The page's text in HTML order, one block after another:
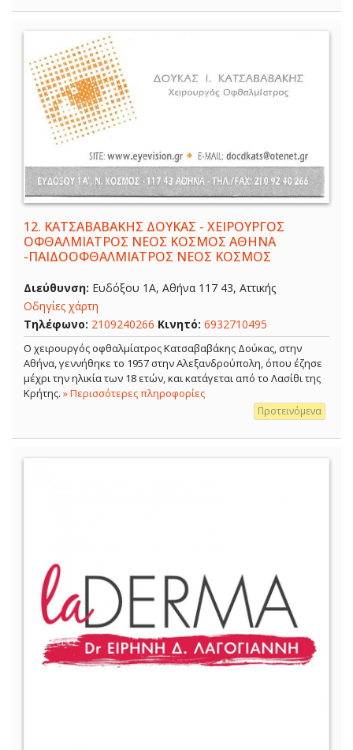
12. ΚΑΤΣΑΒΑΒΑΚΗΣ ΔΟΥΚΑΣ - ΧΕΙΡΟΥΡΓΟΣ
ΟΦΘΑΛΜΙΑΤΡΟΣ ΝΕΟΣ ΚΟΣΜΟΣ ΑΘΗΝΑ
-ΠΑΙΔΟΟΦΘΑΛΜΙΑΤΡΟΣ ΝΕΟΣ ΚΟΣΜΟΣ
Διεύθυνση: Ευδόξου 1Α, Αθήνα 117 43, Αττικής
Οδηγίες χάρτη
Τηλέφωνο: 2109240266 Κινητό: 6932710495
Ο χειρουργός οφθαλμίατρος Κατσαβαβάκης Δούκας, στην
Αθήνα, γεννήθηκε το 1957 στην Αλεξανδρούπολη, όπου έζησε
μέχρι την ηλικία των 18 ετών, και κατάγεται από το Λασίθι της
Κρήτης. » Περισσότερες πληροφορίες
Προτεινόμενα